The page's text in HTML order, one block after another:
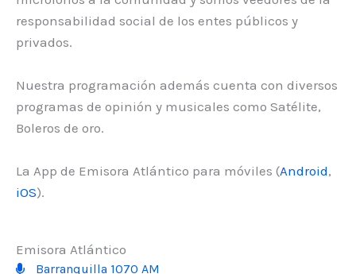
responsabilidad social de los entes públicos y
privados.
Nuestra programación además cuenta con diversos
programas de opinión y musicales como Satélite,
Boleros de oro.
La App de Emisora Atlántico para móviles (Android,
iOS).
Emisora Atlántico
Barranquilla 1070 AM